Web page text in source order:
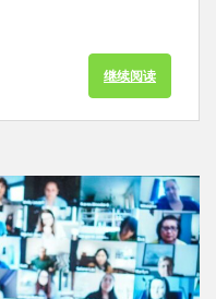
继续阅读